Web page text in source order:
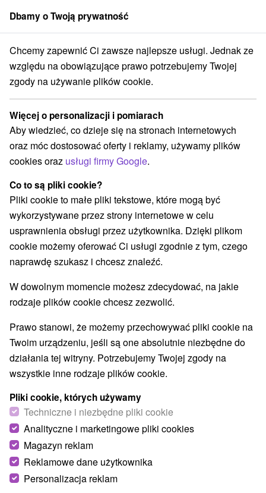
członek grupySorger
Specjalne oferty na Słowacji Pobyty z rabatem Veľká Fatra
Pobyty z rabatem Veľká Fatra
Kategorie
Wszystkie kategorie
Pobyty z rabatem(22)
Wellness pobyty(21) Wyjazdy weekendowe
Romantyczne wypady
Wakacje rodzinne(16)
Wybierz lokalizację lub datę
Najlepiej sprzedające
1.
Turčiansky uzdrowiskowy SPECJALNA
OFERTA: Wellness, piwo i relaks w obniżonej
cenie w wybranych terminach
Uzdrowisko Turczańskie Teplice
Dbamy o Twoją prywatność
Chcemy zapewnić Ci zawsze najlepsze usługi. Jednak ze
względu na obowiązujące prawo potrzebujemy Twojej
zgody na używanie plików cookie.
Więcej o personalizacji i pomiarach
Aby wiedzieć, co dzieje się na stronach internetowych
oraz móc dostosować oferty i reklamy, używamy plików
cookies oraz usługi firmy Google.
Co to są pliki cookie?
Pliki cookie to małe pliki tekstowe, które mogą być
wykorzystywane przez strony internetowe w celu
usprawnienia obsługi przez użytkownika. Dzięki plikom
cookie możemy oferować Ci usługi zgodnie z tym, czego
naprawdę szukasz i chcesz znaleźć.
W dowolnym momencie możesz zdecydować, na jakie
rodzaje plików cookie chcesz zezwolić.
Prawo stanowi, że możemy przechowywać pliki cookie na
Twoim urządzeniu, jeśli są one absolutnie niezbędne do
działania tej witryny. Potrzebujemy Twojej zgody na
wszystkie inne rodzaje plików cookie.
Pliki cookie, których używamy
Techniczne i niezbędne pliki cookie
Analityczne i marketingowe pliki cookies
Magazyn reklam
Reklamowe dane użytkownika
Personalizacja reklam